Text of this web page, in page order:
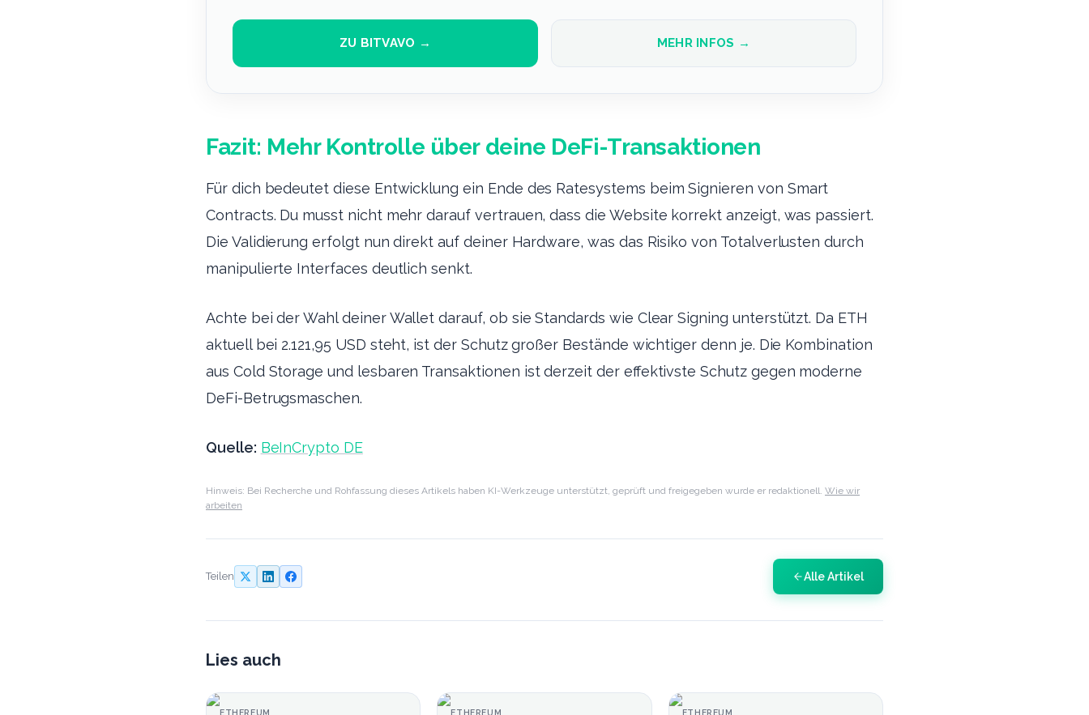
ZU BITVAVO → MEHR INFOS →
Fazit: Mehr Kontrolle über deine DeFi-Transaktionen
Für dich bedeutet diese Entwicklung ein Ende des Ratesystems beim Signieren von Smart
Contracts. Du musst nicht mehr darauf vertrauen, dass die Website korrekt anzeigt, was passiert.
Die Validierung erfolgt nun direkt auf deiner Hardware, was das Risiko von Totalverlusten durch
manipulierte Interfaces deutlich senkt.
Achte bei der Wahl deiner Wallet darauf, ob sie Standards wie Clear Signing unterstützt. Da ETH
aktuell bei 2.121,95 USD steht, ist der Schutz großer Bestände wichtiger denn je. Die Kombination
aus Cold Storage und lesbaren Transaktionen ist derzeit der effektivste Schutz gegen moderne
DeFi-Betrugsmaschen.
Quelle: BeInCrypto DE
Hinweis: Bei Recherche und Rohfassung dieses Artikels haben KI-Werkzeuge unterstützt, geprüft und freigegeben wurde er redaktionell. Wie wir
arbeiten
Teilen Alle Artikel
Lies auch
ETHEREUM ETHEREUM ETHEREUM